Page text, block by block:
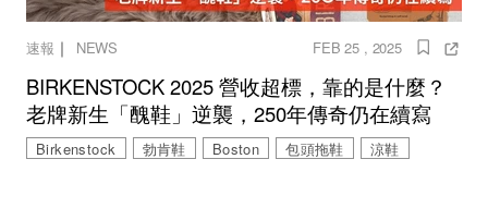
速報 ｜ NEWS FEB 25 , 2025
BIRKENSTOCK 2025 營收超標，靠的是什麼？
老牌新生「醜鞋」逆襲，250年傳奇仍在續寫
Birkenstock 勃肯鞋 Boston 包頭拖鞋 涼鞋